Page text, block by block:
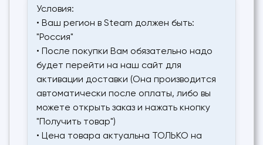
Условия:
• Ваш регион в Steam должен быть:
"Россия"
• После покупки Вам обязательно надо
будет перейти на наш сайт для
активации доставки (Она производится
автоматически после оплаты, либо вы
можете открыть заказ и нажать кнопку
"Получить товар")
• Цена товара актуальна ТОЛЬКО на